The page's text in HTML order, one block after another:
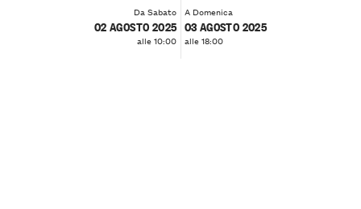
Da Sabato
02 AGOSTO 2025
alle 10:00
A Domenica
03 AGOSTO 2025
alle 18:00